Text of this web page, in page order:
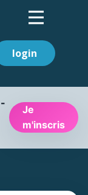
login
Je
m'inscris